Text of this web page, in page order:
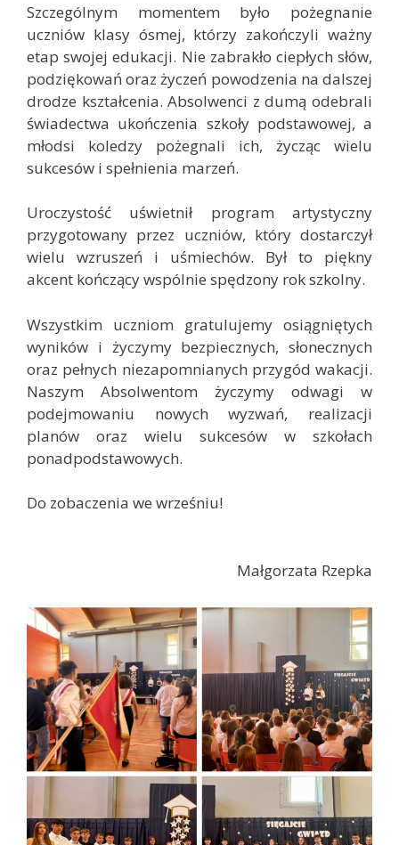
Szczególnym momentem było pożegnanie
uczniów klasy ósmej, którzy zakończyli ważny
etap swojej edukacji. Nie zabrakło ciepłych słów,
podziękowań oraz życzeń powodzenia na dalszej
drodze kształcenia. Absolwenci z dumą odebrali
świadectwa ukończenia szkoły podstawowej, a
młodsi koledzy pożegnali ich, życząc wielu
sukcesów i spełnienia marzeń.
Uroczystość uświetnił program artystyczny
przygotowany przez uczniów, który dostarczył
wielu wzruszeń i uśmiechów. Był to piękny
akcent kończący wspólnie spędzony rok szkolny.
Wszystkim uczniom gratulujemy osiągniętych
wyników i życzymy bezpiecznych, słonecznych
oraz pełnych niezapomnianych przygód wakacji.
Naszym Absolwentom życzymy odwagi w
podejmowaniu nowych wyzwań, realizacji
planów oraz wielu sukcesów w szkołach
ponadpodstawowych.
Do zobaczenia we wrześniu!
Małgorzata Rzepka